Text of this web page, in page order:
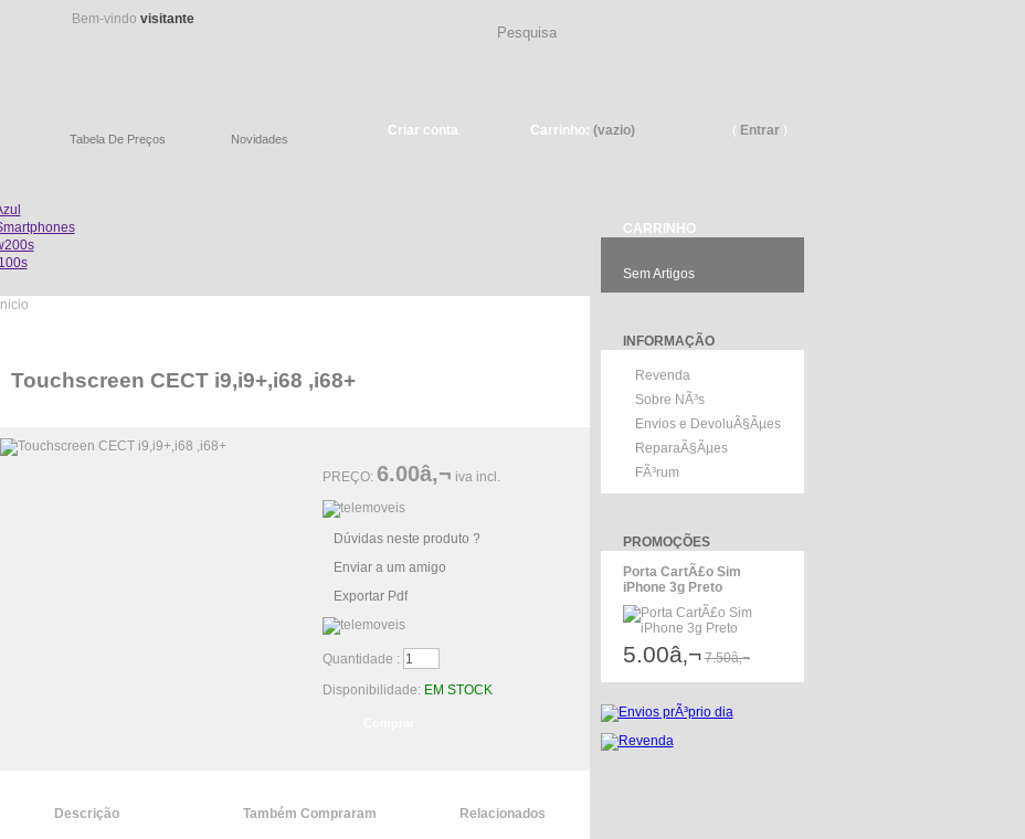
Bem-vindo visitante
Tabela De Preços Novidades
Criar conta Carrinho: (vazio) ( Entrar)
Inicio
Touchscreen CECT i9,i9+,i68 ,i68+
PREÇO: 6.00â‚¬ iva incl.
Dúvidas neste produto ?
Enviar a um amigo
Exportar Pdf
Quantidade :
Disponibilidade: EM STOCK
Descrição Também Compraram Relacionados
CARRINHO
Sem Artigos
INFORMAÇÃO
Revenda
Sobre NÃ³s
Envios e DevoluÃ§Ãµes
ReparaÃ§Ãµes
FÃ³rum
PROMOÇÕES
Porta CartÃ£o Sim
iPhone 3g Preto
5.00â‚¬ 7.50â‚¬